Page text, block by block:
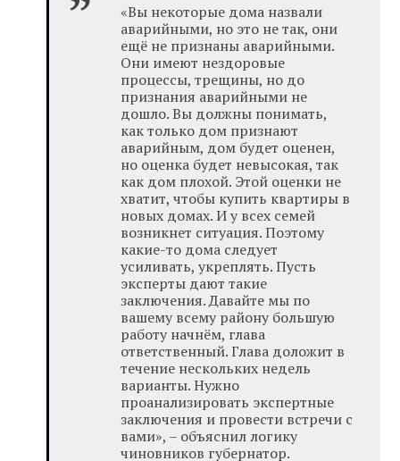
«Вы некоторые дома назвали
аварийными, но это не так, они
ещё не признаны аварийными.
Они имеют нездоровые
процессы, трещины, но до
признания аварийными не
дошло. Вы должны понимать,
как только дом признают
аварийным, дом будет оценен,
но оценка будет невысокая, так
как дом плохой. Этой оценки не
хватит, чтобы купить квартиры в
новых домах. И у всех семей
возникнет ситуация. Поэтому
какие-то дома следует
усиливать, укреплять. Пусть
эксперты дают такие
заключения. Давайте мы по
вашему всему району большую
работу начнём, глава
ответственный. Глава доложит в
течение нескольких недель
варианты. Нужно
проанализировать экспертные
заключения и провести встречи с
вами», – объяснил логику
чиновников губернатор.